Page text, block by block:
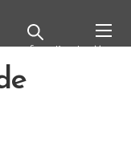
Kontakt